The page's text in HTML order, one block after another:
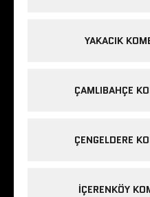
YAKACIK
ÇAMLIBAHÇE
ÇENGELDERE
IÇERENKÖY